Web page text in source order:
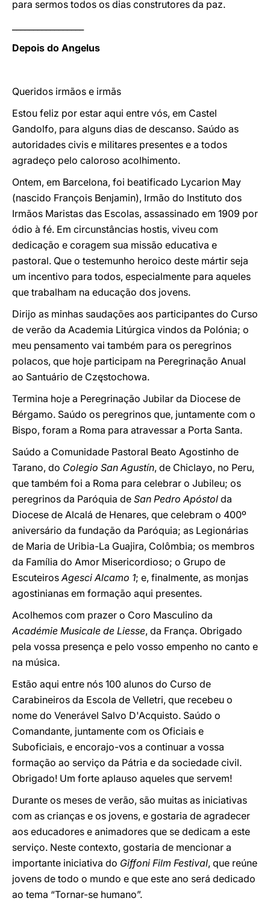
para sermos todos os dias construtores da paz.
Depois do Angelus
Queridos irmãos e irmãs
Estou feliz por estar aqui entre vós, em Castel
Gandolfo, para alguns dias de descanso. Saúdo as
autoridades civis e militares presentes e a todos
agradeço pelo caloroso acolhimento.
Ontem, em Barcelona, foi beatificado Lycarion May
(nascido François Benjamin), Irmão do Instituto dos
Irmãos Maristas das Escolas, assassinado em 1909 por
ódio à fé. Em circunstâncias hostis, viveu com
dedicação e coragem sua missão educativa e
pastoral. Que o testemunho heroico deste mártir seja
um incentivo para todos, especialmente para aqueles
que trabalham na educação dos jovens.
Dirijo as minhas saudações aos participantes do Curso
de verão da Academia Litúrgica vindos da Polónia; o
meu pensamento vai também para os peregrinos
polacos, que hoje participam na Peregrinação Anual
ao Santuário de Częstochowa.
Termina hoje a Peregrinação Jubilar da Diocese de
Bérgamo. Saúdo os peregrinos que, juntamente com o
Bispo, foram a Roma para atravessar a Porta Santa.
Saúdo a Comunidade Pastoral Beato Agostinho de
Tarano, do Colegio San Agustín, de Chiclayo, no Peru,
que também foi a Roma para celebrar o Jubileu; os
peregrinos da Paróquia de San Pedro Apóstol da
Diocese de Alcalá de Henares, que celebram o 400º
aniversário da fundação da Paróquia; as Legionárias
de Maria de Uribia-La Guajira, Colômbia; os membros
da Família do Amor Misericordioso; o Grupo de
EscuteirosAgesci Alcamo 1; e, finalmente, as monjas
agostinianas em formação aqui presentes.
Acolhemos com prazer o Coro Masculino da
Académie Musicale de Liesse, da França. Obrigado
pela vossa presença e pelo vosso empenho no canto e
na música.
Estão aqui entre nós 100 alunos do Curso de
Carabineiros da Escola de Velletri, que recebeu o
nome do Venerável Salvo D'Acquisto. Saúdo o
Comandante, juntamente com os Oficiais e
Suboficiais, e encorajo-vos a continuar a vossa
formação ao serviço da Pátria e da sociedade civil.
Obrigado! Um forte aplauso aqueles que servem!
Durante os meses de verão, são muitas as iniciativas
com as crianças e os jovens, e gostaria de agradecer
aos educadores e animadores que se dedicam a este
serviço. Neste contexto, gostaria de mencionar a
importante iniciativa do Giffoni Film Festival, que reúne
jovens de todo o mundo e que este ano será dedicado
ao tema “Tornar-se humano”.